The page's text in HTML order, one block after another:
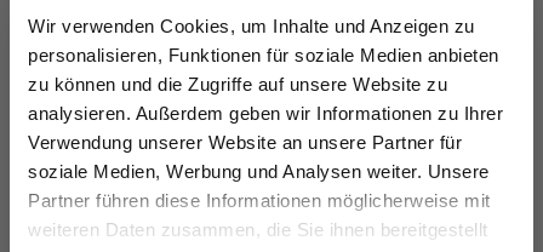
Wir verwenden Cookies, um Inhalte und Anzeigen zu
personalisieren, Funktionen für soziale Medien anbieten
zu können und die Zugriffe auf unsere Website zu
analysieren. Außerdem geben wir Informationen zu Ihrer
Verwendung unserer Website an unsere Partner für
soziale Medien, Werbung und Analysen weiter. Unsere
Partner führen diese Informationen möglicherweise mit
weiteren Daten zusammen, die Sie ihnen bereitgestellt
Alle Optionen
ansehen
Alle Optionen
ansehen
ANDERE HABEN SICH AUCH ANGESEHEN
Spare bis zu 50%